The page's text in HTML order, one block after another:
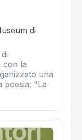
di
con la
una
poesia: "La